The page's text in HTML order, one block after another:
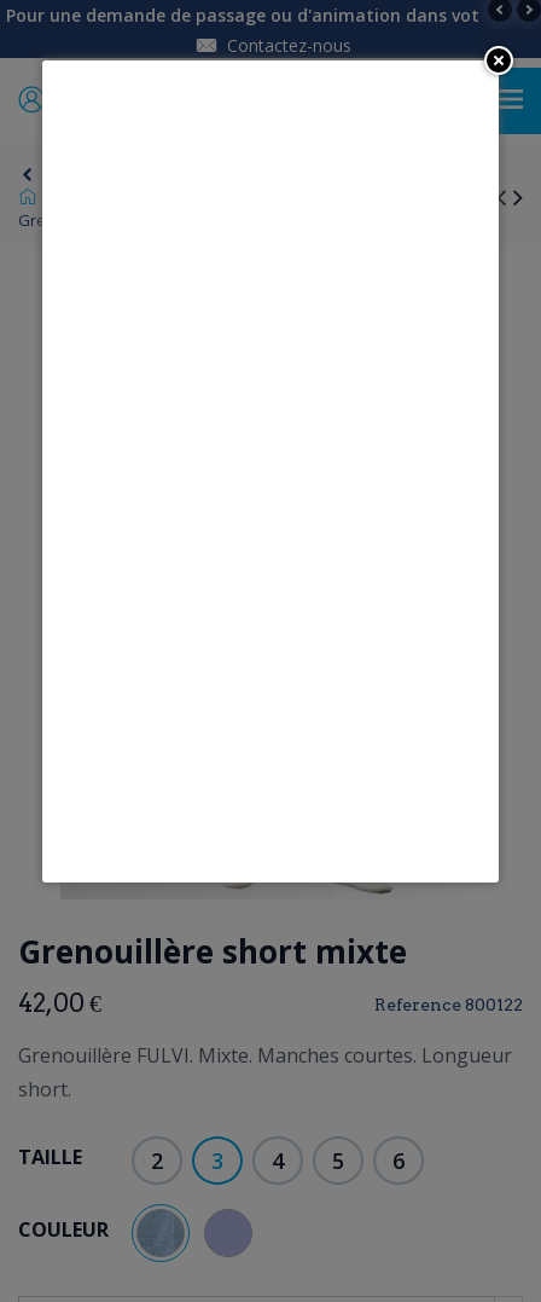
Pour une demande de passage ou d'animation dans votre
Contactez-nous
Grenouillère short mixte
Grenouillère short mixte
Reference 800122
42,00 €
Grenouillère FULVI. Mixte. Manches courtes. Longueur
short.
COULEUR BLEU CIELVIOLET PARME
TAILLE 2 3 4 5 6